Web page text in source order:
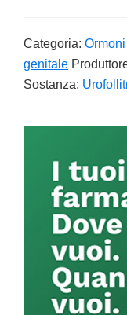
Categoria:
genitale
Sostanza:
Sidebar